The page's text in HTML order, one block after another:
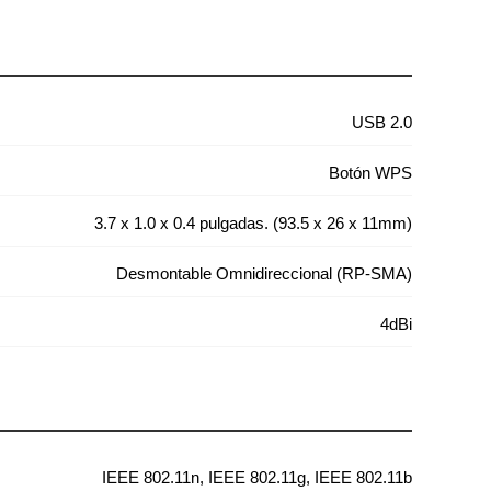
USB 2.0
Botón WPS
3.7 x 1.0 x 0.4 pulgadas. (93.5 x 26 x 11mm)
Desmontable Omnidireccional (RP-SMA)
4dBi
IEEE 802.11n, IEEE 802.11g, IEEE 802.11b